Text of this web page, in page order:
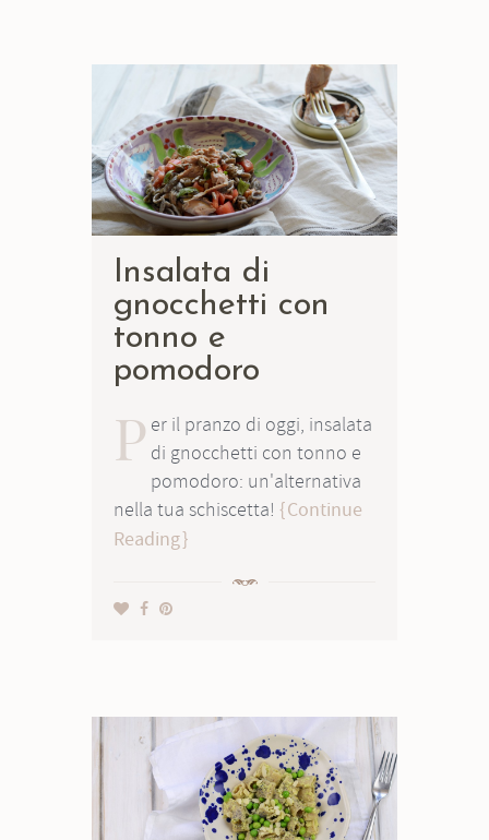
Insalata di
gnocchetti con
tonno e
pomodoro
P er il pranzo di oggi, insalata
di gnocchetti con tonno e
pomodoro: un'alternativa
nella tua schiscetta!
Continue
Reading